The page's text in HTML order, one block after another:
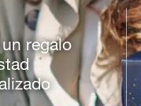
regalo